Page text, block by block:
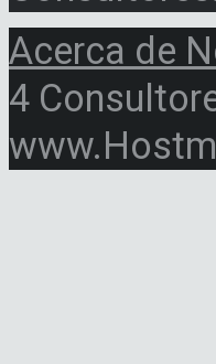
Acerca de
4